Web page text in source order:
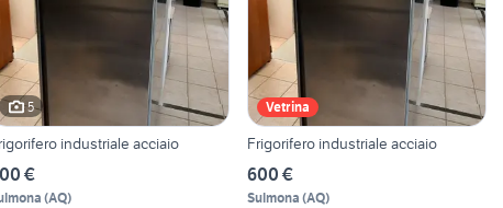
5
industriale acciaio
€
(AQ)
Vetrina
Frigorifero industriale acciaio
600 €
Sulmona (AQ)